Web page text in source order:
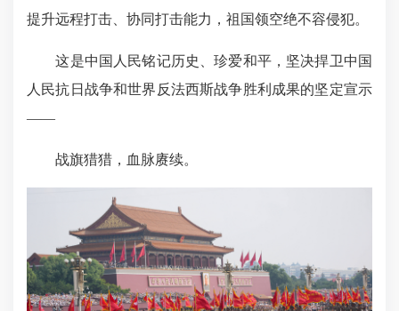
提升远程打击、协同打击能力，祖国领空绝不容侵犯。
这是中国人民铭记历史、珍爱和平，坚决捍卫中国
人民抗日战争和世界反法西斯战争胜利成果的坚定宣示
——
战旗猎猎，血脉赓续。